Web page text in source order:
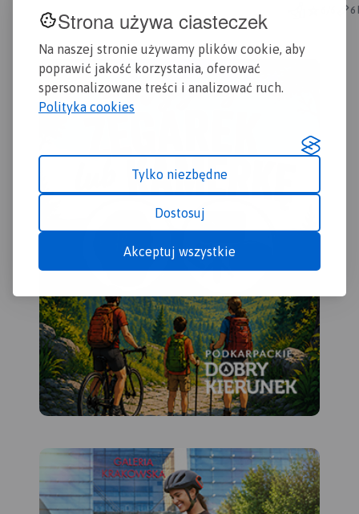
Strona używa ciasteczek
Na naszej stronie używamy plików cookie, aby
poprawić jakość korzystania, oferować
spersonalizowane treści i analizować ruch.
Polityka cookies
Tylko niezbędne
Dostosuj
Akceptuj wszystkie
płynięcia.
6